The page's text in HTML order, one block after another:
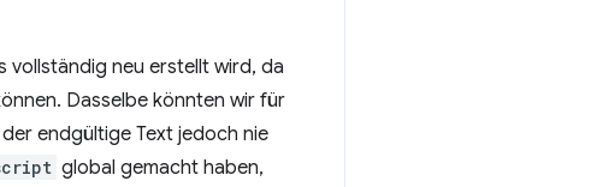
vollständig neu erstellt wird, da
Dasselbe könnten wir für
endgültige Text jedoch nie
global gemacht haben,